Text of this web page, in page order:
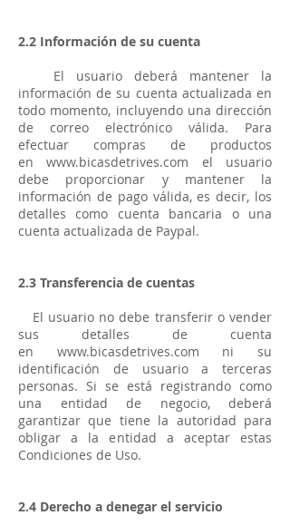
2.2 Información de su cuenta
El usuario deberá mantener la
información de su cuenta actualizada en
todo momento, incluyendo una dirección
de correo electrónico válida. Para
efectuar compras de productos
enwww.bicasdetrives.com el usuario
debe proporcionar y mantener la
información de pago válida, es decir, los
detalles como cuenta bancaria o una
cuenta actualizada de Paypal.
2.3 Transferencia de cuentas
El usuario no debe transferir o vender
sus detalles de cuenta
en www.bicasdetrives.com ni su
identificación de usuario a terceras
personas. Si se está registrando como
una entidad de negocio, deberá
garantizar que tiene la autoridad para
obligar a la entidad a aceptar estas
Condiciones de Uso.
2.4 Derecho a denegar el servicio